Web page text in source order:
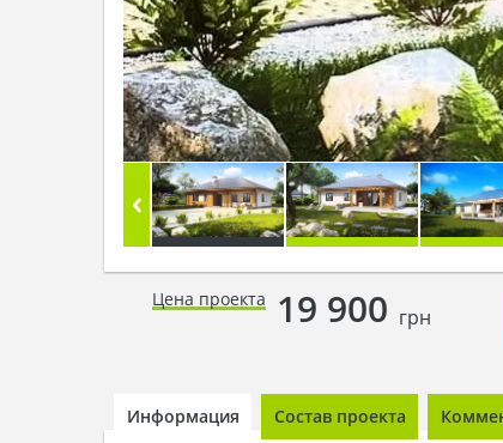
Цена проекта 19 900 грн
Информация Состав проекта